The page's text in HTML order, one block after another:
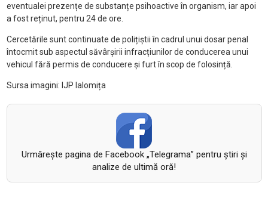
eventualei prezențe de substanțe psihoactive în organism, iar apoi
a fost reținut, pentru 24 de ore.
Cercetările sunt continuate de polițiștii în cadrul unui dosar penal
întocmit sub aspectul săvârșirii infracțiunilor de conducerea unui
vehicul fără permis de conducere și furt în scop de folosință.
Sursa imagini: IJP Ialomița
Urmăreşte pagina de Facebook „Telegrama” pentru ştiri şi
analize de ultimă oră!